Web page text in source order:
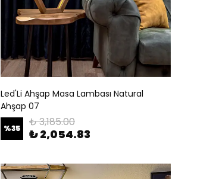
Led'Li Ahşap Masa Lambası Natural
Ahşap 07
%35 ₺ 3,185.00
₺ 2,054.83